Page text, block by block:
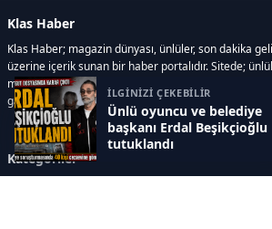
İLGİNİZİ ÇEKEBİLİR
Ünlü oyuncu ve belediye
başkanı Erdal Beşikçioğlu
tutuklandı
Klas Haber
Klas Haber; magazin dünyası, ünlüler, son dakika
üzerine içerik sunan bir haber portalıdır. Sitede;
magazin gündemi, röportajlar, fotoğraf ve video
gazete gibi geniş bir içerik yelpazesi bulunur.
Kategoriler